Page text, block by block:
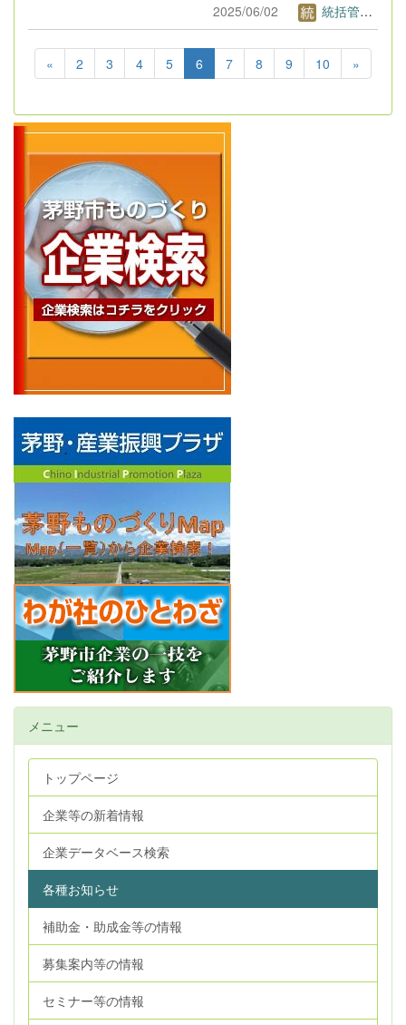
2025/06/02 統括管理者1
« 2 3 4 5 6 7 8 9 10 »
メニュー
トップページ
企業等の新着情報
企業データベース検索
各種お知らせ
補助金・助成金等の情報
募集案内等の情報
セミナー等の情報